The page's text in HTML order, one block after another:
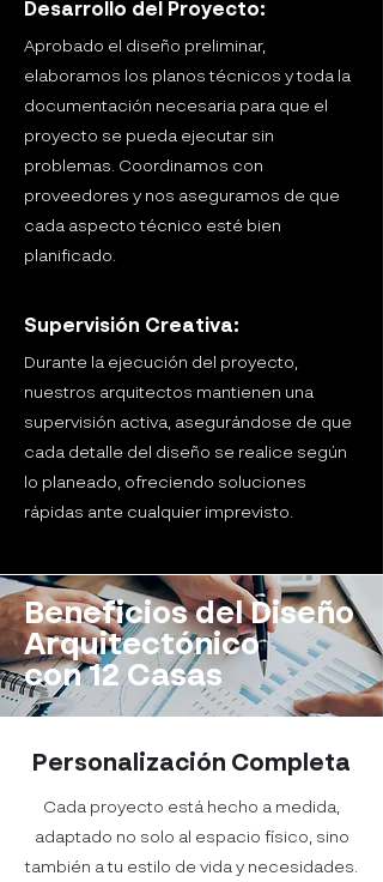
Desarrollo del Proyecto:
Aprobado el diseño preliminar,
elaboramos los planos técnicos y toda la
documentación necesaria para que el
proyecto se pueda ejecutar sin
problemas. Coordinamos con
proveedores y nos aseguramos de que
cada aspecto técnico esté bien
planificado.
Supervisión Creativa:
Durante la ejecución del proyecto,
nuestros arquitectos mantienen una
supervisión activa, asegurándose de que
cada detalle del diseño se realice según
lo planeado, ofreciendo soluciones
rápidas ante cualquier imprevisto.
Beneficios del Diseño
Arquitectónico
con 12 Casas
Personalización Completa
Cada proyecto está hecho a medida,
adaptado no solo al espacio físico, sino
también a tu estilo de vida y necesidades.